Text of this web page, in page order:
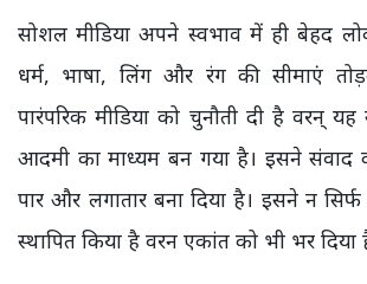
सोशल मीडिया अपने स्वभाव में ही बेहद
धर्म, भाषा, लिंग और रंग की सीमाएं
पारंपरिक मीडिया को चुनौती दी है वरन्
आदमी का माध्यम बन गया है। इसने संवाद
पार और लगातार बना दिया है। इसने न
स्थापित किया है वरन एकांत को भी भर दिया